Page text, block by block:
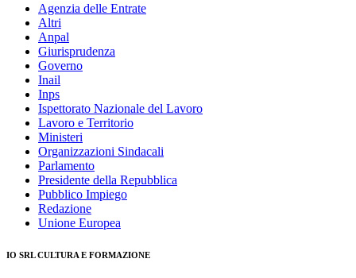
Agenzia delle Entrate
Altri
Anpal
Giurisprudenza
Governo
Inail
Inps
Ispettorato Nazionale del Lavoro
Lavoro e Territorio
Ministeri
Organizzazioni Sindacali
Parlamento
Presidente della Repubblica
Pubblico Impiego
Redazione
Unione Europea
IO SRL CULTURA E FORMAZIONE